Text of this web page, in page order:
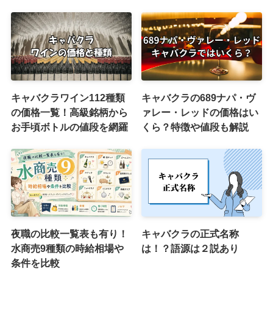
キャバクラワイン112種類
の価格一覧！高級銘柄から
お手頃ボトルの値段を網羅
キャバクラの689ナパ・ヴ
ァレー・レッドの価格はい
くら？特徴や値段も解説
夜職の比較一覧表も有り！
水商売9種類の時給相場や
条件を比較
キャバクラの正式名称
は！？語源は２説あり